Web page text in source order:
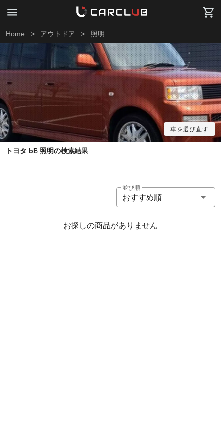
Home > アウトドア > 照明
車を選び直す
トヨタ bB 照明の検索結果
並び順
おすすめ順
お探しの商品がありません